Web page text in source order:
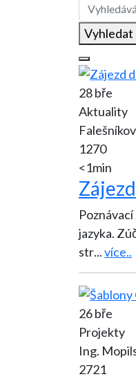
Vyhledat
28 bře
Aktuality
1270
<1min
jazyka. Zúčastnili
str...více..
26 bře
Projekty
Ing.
2721